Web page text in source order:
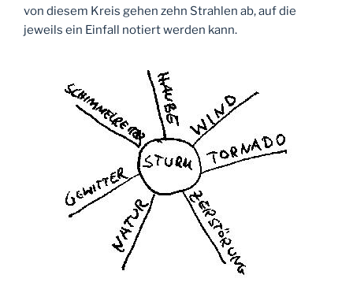
von diesem Kreis gehen zehn Strahlen ab, auf die
jeweils ein Einfall notiert werden kann.